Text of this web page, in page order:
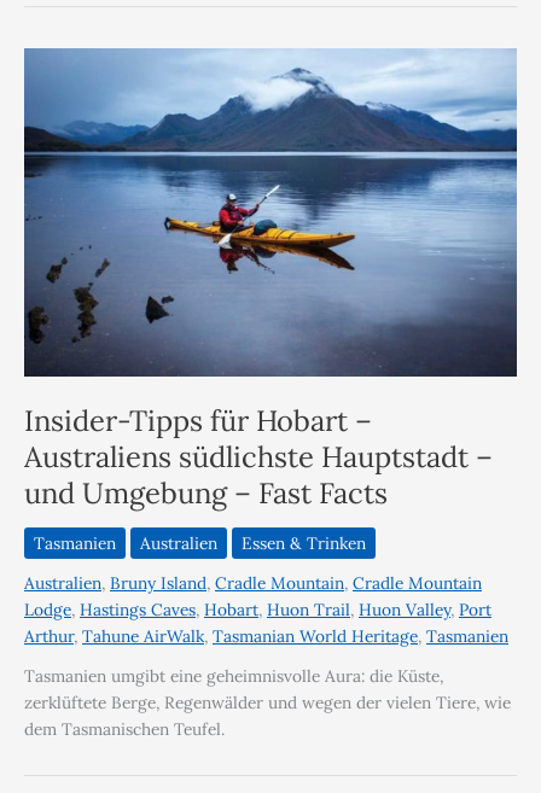
Insider-Tipps für Hobart –
Australiens südlichste Hauptstadt –
und Umgebung – Fast Facts
Tasmanien Australien
Essen & Trinken
Australien, Bruny Island, Cradle Mountain, Cradle Mountain
Lodge, Hastings Caves, Hobart, Huon Trail, Huon Valley, Port
Arthur, Tahune AirWalk, Tasmanian World Heritage, Tasmanien
Tasmanien umgibt eine geheimnisvolle Aura: die Küste,
zerklüftete Berge, Regenwälder und wegen der vielen Tiere, wie
dem Tasmanischen Teufel.